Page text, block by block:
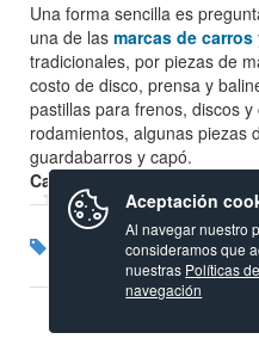
Una forma sencilla es
una de las marcas de carros
tradicionales, por piezas de
costo de disco, prensa y
pastillas para frenos, discos
rodamientos, algunas piezas
guardabarros y capó.
Calificación:
Consulta mecánica
Aceptación
Al navegar nuestro
consideramos que
nuestras Políticas
navegación